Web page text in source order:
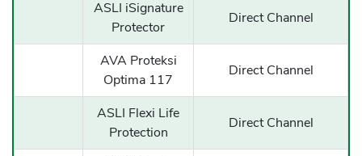
ASLI iSignature
Protector
Direct Channel
AVA Proteksi
Optima 117
Direct Channel
ASLI Flexi Life
Protection
Direct Channel